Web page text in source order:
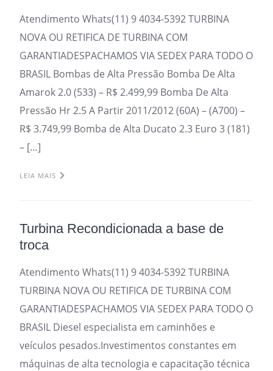
Atendimento Whats(11) 9 4034-5392 TURBINA
NOVA OU RETIFICA DE TURBINA COM
GARANTIADESPACHAMOS VIA SEDEX PARA TODO O
BRASIL Bombas de Alta Pressão Bomba De Alta
Amarok 2.0 (533) – R$ 2.499,99 Bomba De Alta
Pressão Hr 2.5 A Partir 2011/2012 (60A) – (A700) –
R$ 3.749,99 Bomba de Alta Ducato 2.3 Euro 3 (181)
– […]
LEIA MAIS
Turbina Recondicionada a base de
troca
Atendimento Whats(11) 9 4034-5392 TURBINA
TURBINA NOVA OU RETIFICA DE TURBINA COM
GARANTIADESPACHAMOS VIA SEDEX PARA TODO O
BRASIL Diesel especialista em caminhões e
veículos pesados.Investimentos constantes em
máquinas de alta tecnologia e capacitação técnica